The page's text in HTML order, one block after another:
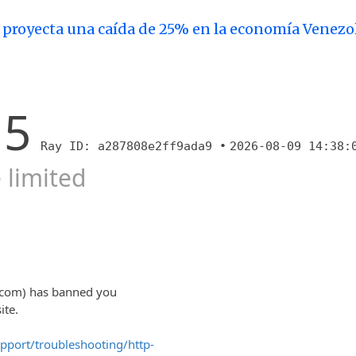
una caída de 25% en la economía